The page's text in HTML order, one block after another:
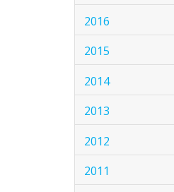
2016
2015
2014
2013
2012
2011